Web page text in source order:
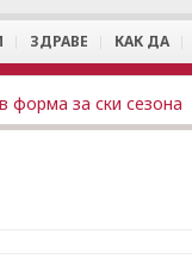
ЗДРАВЕ КАК ДА
форма за ски сезона